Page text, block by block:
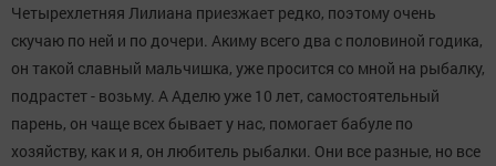
Четырехлетняя Лилиана приезжает редко, поэтому очень
скучаю по ней и по дочери. Акиму всего два с половиной годика,
он такой славный мальчишка, уже просится со мной на рыбалку,
подрастет - возьму. А Аделю уже 10 лет, самостоятельный
парень, он чаще всех бывает у нас, помогает бабуле по
хозяйству, как и я, он любитель рыбалки. Они все разные, но все